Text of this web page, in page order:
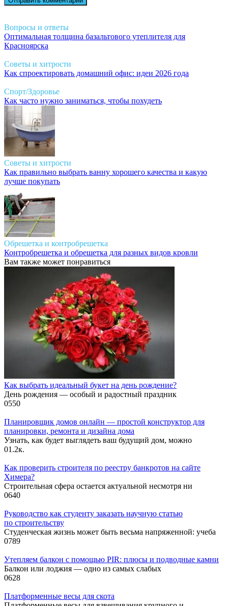
Вопросы и ответы
Оптимальная толщина базальтового утеплителя для
Красноярска
Советы и хитрости
Как спроектировать домашний офис: идеи 2026 года
Спорт/Здоровье
Как часто нужно заниматься, чтобы похудеть
Советы и хитрости
Как правильно выбрать ванну хорошего качества и какую
лучше покупать
Обрешетка и контробрешетка
Контробрешетка и обрешетка для разных видов кровли
Вам также может понравиться
Как выбрать идеальный букет на день рождение?
День рождения — особый и радостный праздник
0550
Планировщик домов онлайн — простой конструктор для
планировки, ремонта и дизайна дома
Узнать, как будет выглядеть ваш будущий дом, можно
01.2к.
Как проверить строителя по реестру банкротов на сайте
Химера?
Строительная сфера остается актуальной несмотря ни
0640
Руководство как студенту заказать научную статью
по строительству
Студенческая жизнь может быть весьма напряженной: учеба
0789
Утепляем балкон с помощью PIR: плюсы и подводные камни
Балкон или лоджия — одно из самых слабых
0628
Платформенные весы для скота